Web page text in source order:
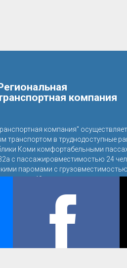
компания
компания"
транспортом в труднодоступные
Коми комфортабельными
с пассажировместимостью 24
паромами с
40 человек.